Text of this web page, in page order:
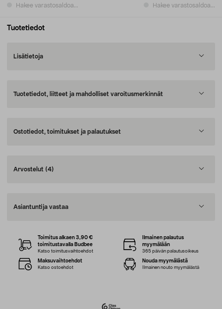
Hakee varastosaldoa... Hakee varastosaldoa...
Tuotetiedot
Lisätietoja
Tuotetiedot, liitteet ja mahdolliset varoitusmerkinnät
Ostotiedot, toimitukset ja palautukset
Arvostelut (4)
Asiantuntija vastaa
Toimitus alkaen 3,90 €
toimitustavalla Budbee
Katso toimitusvaihtoehdot
Ilmainen palautus
myymälään
365 päivän palautusoikeus
Maksuvaihtoehdot
Katso ostoehdot
Nouda myymälästä
Ilmainen nouto myymälästä